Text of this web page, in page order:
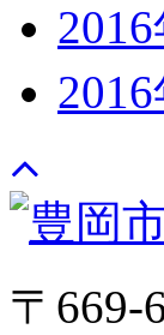
2016
2016
〒669-